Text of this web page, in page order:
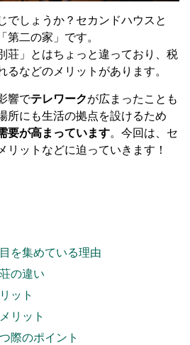
でしょうか？セカンドハウスと
第二の家」です。
荘」とはちょっと違っており、税
るなどのメリットがあります。
響でテレワークが広まったことも
所にも生活の拠点を設けるため
要が高まっています。今回は、セ
リットなどに迫っていきます！
を集めている理由
の違い
ット
リット
際のポイント